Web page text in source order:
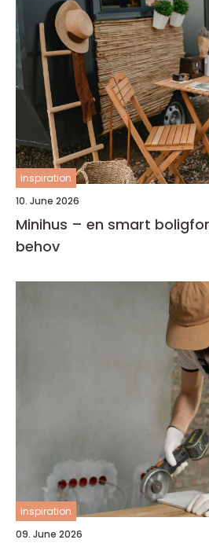
inspiration
10. June 2026
Minihus – en smart
behov
inspiration
09. June 2026